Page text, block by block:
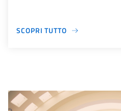
SCOPRI TUTTO